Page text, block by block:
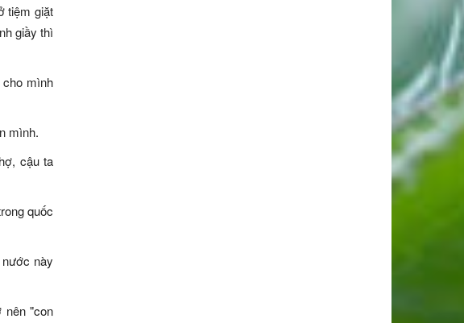
tiệm giặt
giầy thì
mình
mình.
cậu ta
quốc
này
nên "con